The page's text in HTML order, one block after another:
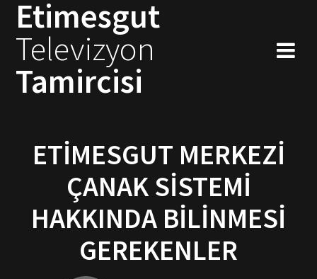
Skip
to
Etimesgut
Televizyon
Tamircisi
ETIMESGUT MERKEZI
ÇANAK SISTEMI
HAKKINDA BILINMESI
GEREKENLER